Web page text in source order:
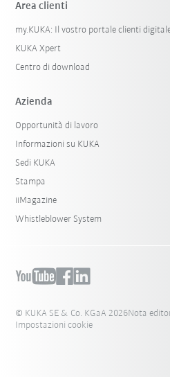
Area clienti
my.KUKA: Il vostro portale clienti
KUKA Xpert
Centro di download
Azienda
Opportunità di lavoro
Informazioni su KUKA
Sedi KUKA
Stampa
iiMagazine
Whistleblower System
© KUKA SE & Co. KGaA 2026Nota
Impostazioni cookie